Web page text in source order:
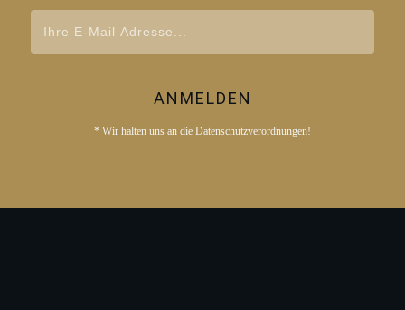
ANMELDEN
* Wir halten uns an die Datenschutzverordnungen!